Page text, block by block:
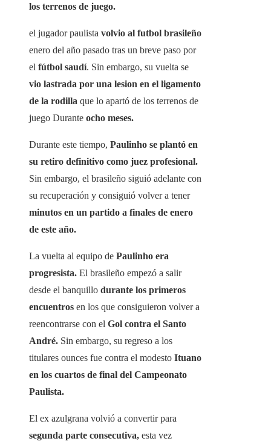
los terrenos de juego.
el jugador paulista volvio al futbol brasileño
enero del año pasado tras un breve paso por
el fútbol saudí. Sin embargo, su vuelta se
vio lastrada por una lesion en el ligamento
de la rodilla que lo apartó de los terrenos de
juego Durante ocho meses.
Durante este tiempo, Paulinho se plantó en
su retiro definitivo como juez profesional.
Sin embargo, el brasileño siguió adelante con
su recuperación y consiguió volver a tener
minutos en un partido a finales de enero
de este año.
La vuelta al equipo de Paulinho era
progresista. El brasileño empezó a salir
desde el banquillo durante los primeros
encuentros en los que consiguieron volver a
reencontrarse con el Gol contra el Santo
André. Sin embargo, su regreso a los
titulares ounces fue contra el modesto Ituano
en los cuartos de final del Campeonato
Paulista.
El ex azulgrana volvió a convertir para
segunda parte consecutiva, esta vez